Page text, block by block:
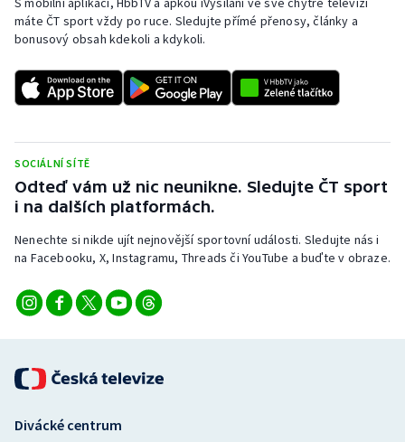
máte ČT sport vždy po ruce. Sledujte přímé přenosy, články a
bonusový obsah kdekoli a kdykoli.
SOCIÁLNÍ SÍTĚ
Odteď vám už nic neunikne. Sledujte ČT sport
i na dalších platformách.
Nenechte si nikde ujít nejnovější sportovní události. Sledujte nás i
na Facebooku, X, Instagramu, Threads či YouTube a buďte v obraze.
Divácké centrum